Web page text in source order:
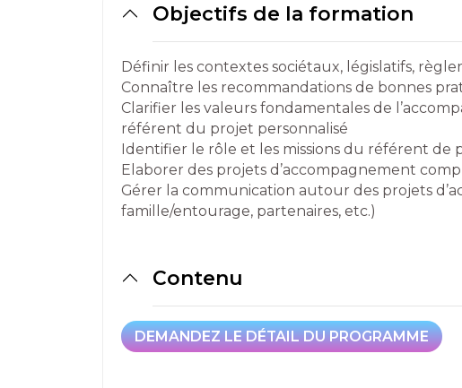
Objectifs de la formation
Définir les contextes sociétaux, législatifs,
Connaître les recommandations de bonnes
Clarifier les valeurs fondamentales de
référent du projet personnalisé
Identifier le rôle et les missions du référent de
Elaborer des projets d’accompagnement
Gérer la communication autour des projets
famille/entourage, partenaires, etc.)
Contenu
DEMANDEZ LE DÉTAIL DU PROGRAMME
DEMANDEZ LE DÉTAIL DU PROGRAMME